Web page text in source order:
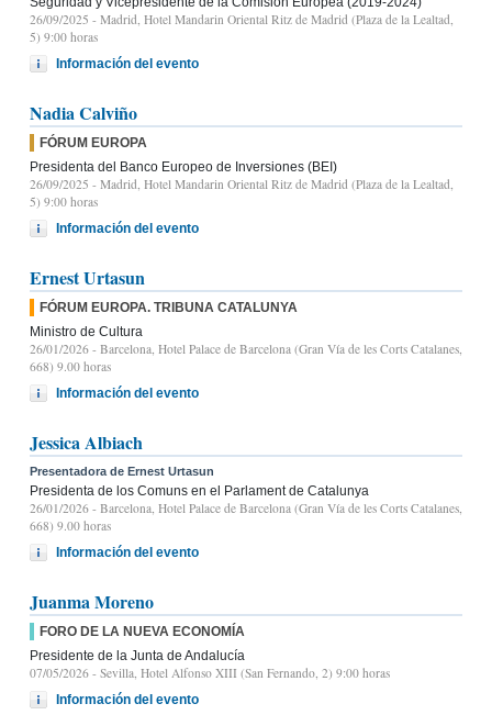
26/09/2025 - Madrid, Hotel Mandarin Oriental Ritz de Madrid (Plaza de la Lealtad,
5) 9:00 horas
Información del evento
Nadia Calviño
FÓRUM EUROPA
Presidenta del Banco Europeo de Inversiones (BEI)
26/09/2025 - Madrid, Hotel Mandarin Oriental Ritz de Madrid (Plaza de la Lealtad,
5) 9:00 horas
Información del evento
Ernest Urtasun
FÓRUM EUROPA. TRIBUNA CATALUNYA
Ministro de Cultura
26/01/2026 - Barcelona, Hotel Palace de Barcelona (Gran Vía de les Corts Catalanes,
668) 9.00 horas
Información del evento
Jessica Albiach
Presentadora de Ernest Urtasun
Presidenta de los Comuns en el Parlament de Catalunya
26/01/2026 - Barcelona, Hotel Palace de Barcelona (Gran Vía de les Corts Catalanes,
668) 9.00 horas
Información del evento
Juanma Moreno
FORO DE LA NUEVA ECONOMÍA
Presidente de la Junta de Andalucía
07/05/2026 - Sevilla, Hotel Alfonso XIII (San Fernando, 2) 9:00 horas
Información del evento